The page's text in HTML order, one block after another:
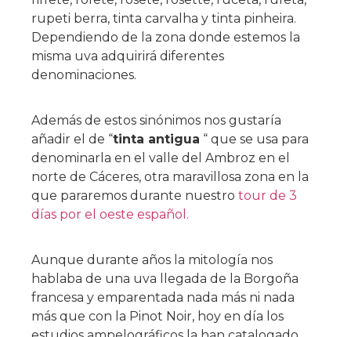
rupeti berra, tinta carvalha y tinta pinheira.
Dependiendo de la zona donde estemos la
misma uva adquirirá diferentes
denominaciones.
Además de estos sinónimos nos gustaría
añadir el de “tinta antigua “ que se usa para
denominarla en el valle del Ambroz en el
norte de Cáceres, otra maravillosa zona en la
que pararemos durante nuestro tour de 3
días por el oeste español.
Aunque durante años la mitología nos
hablaba de una uva llegada de la Borgoña
francesa y emparentada nada más ni nada
más que con la Pinot Noir, hoy en día los